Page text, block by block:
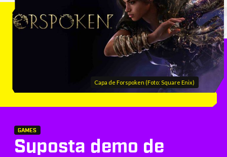
Capa de Forspoken (Foto: Square Enix)
GAMES
Suposta demo de